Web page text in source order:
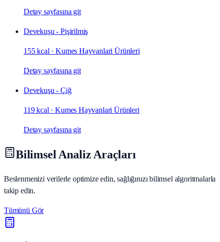
Detay sayfasına git
Devekuşu - Pişirilmiş
155 kcal ·Kumes Hayvanlari Ürünleri
Detay sayfasına git
Devekuşu - Çiğ
119 kcal ·Kumes Hayvanlari Ürünleri
Detay sayfasına git
Bilimsel Analiz Araçları
Beslenmenizi verilerle optimize edin, sağlığınızı bilimsel algoritmalarla
takip edin.
Tümünü Gör